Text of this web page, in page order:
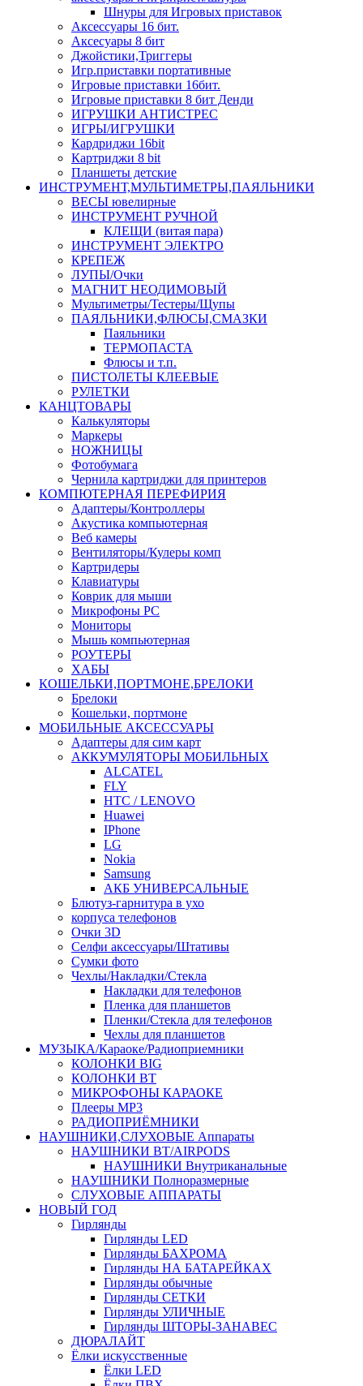
Шнуры для Игровых приставок
Аксессуары 16 бит.
Аксесуары 8 бит
Джойстики,Триггеры
Игр.приставки портативные
Игровые приставки 16бит.
Игровые приставки 8 бит Денди
ИГРУШКИ АНТИСТРЕС
ИГРЫ/ИГРУШКИ
Кардриджи 16bit
Картриджи 8 bit
Планшеты детские
ИНСТРУМЕНТ,МУЛЬТИМЕТРЫ,ПАЯЛЬНИКИ
ВЕСЫ ювелирные
ИНСТРУМЕНТ РУЧНОЙ
КЛЕЩИ (витая пара)
ИНСТРУМЕНТ ЭЛЕКТРО
КРЕПЕЖ
ЛУПЫ/Очки
МАГНИТ НЕОДИМОВЫЙ
Мультиметры/Тестеры/Щупы
ПАЯЛЬНИКИ,ФЛЮСЫ,СМАЗКИ
Паяльники
ТЕРМОПАСТА
Флюсы и т.п.
ПИСТОЛЕТЫ КЛЕЕВЫЕ
РУЛЕТКИ
КАНЦТОВАРЫ
Калькуляторы
Маркеры
НОЖНИЦЫ
Фотобумага
Чернила картриджи для принтеров
КОМПЮТЕРНАЯ ПЕРЕФИРИЯ
Адаптеры/Контроллеры
Акустика компьютерная
Веб камеры
Вентиляторы/Кулеры комп
Картридеры
Клавиатуры
Коврик для мыши
Микрофоны PC
Мониторы
Мышь компьютерная
РОУТЕРЫ
ХАБЫ
КОШЕЛЬКИ,ПОРТМОНЕ,БРЕЛОКИ
Брелоки
Кошельки, портмоне
МОБИЛЬНЫЕ АКСЕССУАРЫ
Адаптеры для сим карт
АККУМУЛЯТОРЫ МОБИЛЬНЫХ
ALCATEL
FLY
HTC / LENOVO
Huawei
IPhone
LG
Nokia
Samsung
АКБ УНИВЕРСАЛЬНЫЕ
Блютуз-гарнитура в ухо
корпуса телефонов
Очки 3D
Селфи аксессуары/Штативы
Сумки фото
Чехлы/Накладки/Стекла
Накладки для телефонов
Пленка для планшетов
Пленки/Стекла для телефонов
Чехлы для планшетов
МУЗЫКА/Караоке/Радиоприемники
КОЛОНКИ BIG
КОЛОНКИ BT
МИКРОФОНЫ КАРАОКЕ
Плееры MP3
РАДИОПРИЁМНИКИ
НАУШНИКИ,СЛУХОВЫЕ Аппараты
НАУШНИКИ BT/AIRPODS
НАУШНИКИ Внутриканальные
НАУШНИКИ Полноразмерные
СЛУХОВЫЕ АППАРАТЫ
НОВЫЙ ГОД
Гирлянды
Гирлянды LED
Гирлянды БАХРОМА
Гирлянды НА БАТАРЕЙКАХ
Гирлянды обычные
Гирлянды СЕТКИ
Гирлянды УЛИЧНЫЕ
Гирлянды ШТОРЫ-ЗАНАВЕС
ДЮРАЛАЙТ
Ёлки искусственные
Ёлки LED